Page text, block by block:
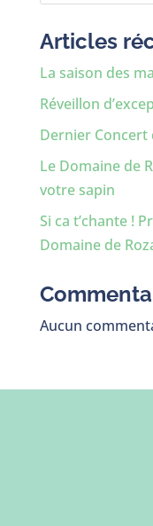
Articles
La saison des
Réveillon
Dernier Concert
Le Domaine de
votre sapin
Si ca t’chante !
Domaine de
Aucun